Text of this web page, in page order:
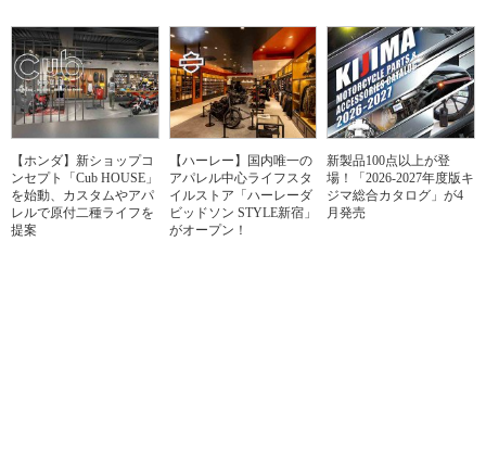
【ホンダ】新ショップコ
ンセプト「Cub HOUSE」
を始動、カスタムやアパ
レルで原付二種ライフを
提案
【ハーレー】国内唯一の
アパレル中心ライフスタ
イルストア「ハーレーダ
ビッドソン STYLE新宿」
がオープン！
新製品100点以上が登
場！「2026-2027年度版キ
ジマ総合カタログ」が4
月発売